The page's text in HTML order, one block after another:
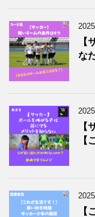
【
な
【
【
【